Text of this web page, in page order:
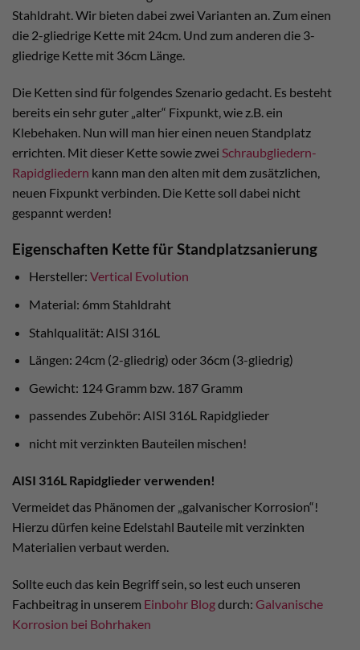
Stahldraht. Wir bieten dabei zwei Varianten an. Zum einen
die 2-gliedrige Kette mit 24cm. Und zum anderen die 3-
gliedrige Kette mit 36cm Länge.
Die Ketten sind für folgendes Szenario gedacht. Es besteht
bereits ein sehr guter „alter“ Fixpunkt, wie z.B. ein
Klebehaken. Nun will man hier einen neuen Standplatz
errichten. Mit dieser Kette sowie zwei Schraubgliedern-
Rapidgliedern kann man den alten mit dem zusätzlichen,
neuen Fixpunkt verbinden. Die Kette soll dabei nicht
gespannt werden!
Eigenschaften Kette für Standplatzsanierung
Hersteller: Vertical Evolution
Material: 6mm Stahldraht
Stahlqualität: AISI 316L
Längen: 24cm (2-gliedrig) oder 36cm (3-gliedrig)
Gewicht: 124 Gramm bzw. 187 Gramm
passendes Zubehör: AISI 316L Rapidglieder
nicht mit verzinkten Bauteilen mischen!
AISI 316L Rapidglieder verwenden!
Vermeidet das Phänomen der „galvanischer Korrosion“!
Hierzu dürfen keine Edelstahl Bauteile mit verzinkten
Materialien verbaut werden.
Sollte euch das kein Begriff sein, so lest euch unseren
Fachbeitrag in unserem Einbohr Blogdurch: Galvanische
Korrosion bei Bohrhaken